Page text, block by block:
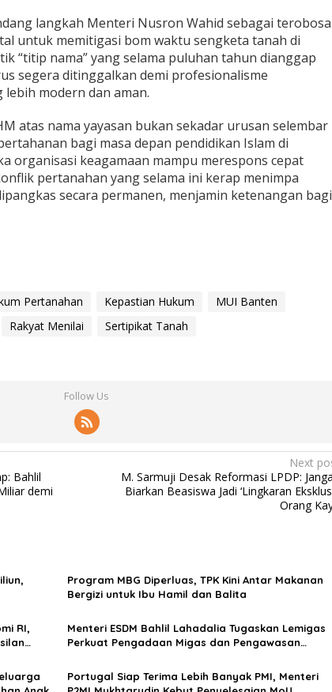
langkah Menteri Nusron Wahid sebagai
untuk memitigasi bom waktu sengketa tanah di
“titip nama” yang selama puluhan tahun dianggap
segera ditinggalkan demi profesionalisme
modern dan aman.
atas nama yayasan bukan sekadar urusan selembar
bagi masa depan pendidikan Islam di
organisasi keagamaan mampu merespons cepat
pertanahan yang selama ini kerap menimpa
secara permanen, menjamin ketenangan bagi
Pertanahan Kepastian Hukum
MUI Banten
Rakyat Menilai
Sertipikat Tanah
Follow Us
Bahlil
demi
Next
​M. Sarmuji Desak Reformasi LPDP:
Biarkan Beasiswa Jadi ‘Lingkaran
Orang
Program MBG Diperluas, TPK Kini Antar Makanan
Bergizi untuk Ibu Hamil dan Balita
RI,
Menteri ESDM Bahlil Lahadalia Tugaskan Lemigas
Perkuat Pengadaan Migas dan Pengawasan
Portugal Siap Terima Lebih Banyak PMI, Menteri